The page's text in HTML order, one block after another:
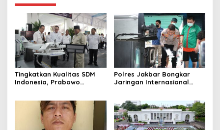
Tingkatkan Kualitas SDM
Indonesia, Prabowo
Terbaik Dunia
Polres Jakbar Bongkar
Jaringan Internasional
Diringkus dan Barang Bukti
1,1 Ton Rp119 Miliar
Dimusnahkan